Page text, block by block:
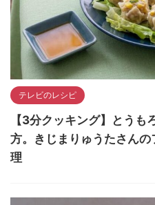
テレビのレシピ
【3分クッキング】とうも
方。きじまりゅうたさん
理